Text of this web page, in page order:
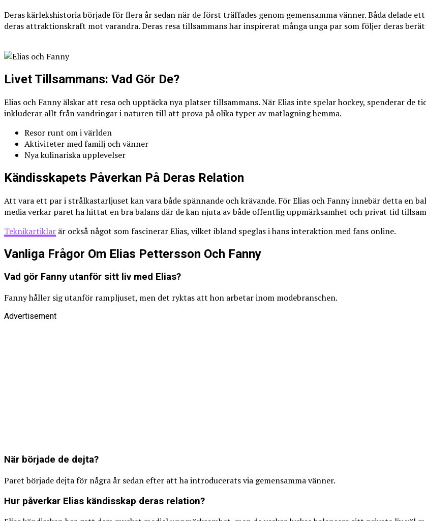
Deras kärlekshistoria började för flera år sedan när de först träffades genom gemensamma vänner. Båda delade
deras attraktionskraft mot varandra. Deras resa tillsammans har inspirerat många unga par som följer deras
Livet Tillsammans: Vad Gör De?
Elias och Fanny älskar att resa och upptäcka nya platser tillsammans. När Elias inte spelar hockey, spenderar
inkluderar allt från vandringar i naturen till att prova på olika typer av matlagning hemma.
Resor runt om i världen
Aktiviteter med familj och vänner
Nya kulinariska upplevelser
Kändisskapets Påverkan På Deras Relation
Att vara ett par i strålkastarljuset kan vara både spännande och krävande. För Elias och Fanny innebär detta
media verkar paret ha hittat en bra balans där de kan njuta av både offentlig uppmärksamhet och privat tid
Teknikartiklar är också något som fascinerar Elias, vilket ibland speglas i hans interaktion med fans online.
Vanliga Frågor Om Elias Pettersson Och Fanny
Vad gör Fanny utanför sitt liv med Elias?
Fanny håller sig utanför rampljuset, men det ryktas att hon arbetar inom modebranschen.
Advertisement
När började de dejta?
Paret började dejta för några år sedan efter att ha introducerats via gemensamma vänner.
Hur påverkar Elias kändisskap deras relation?